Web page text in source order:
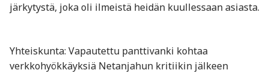
järkytystä, joka oli ilmeistä heidän kuullessaan asiasta.
Yhteiskunta: Vapautettu panttivanki kohtaa
verkkohyökkäyksiä Netanjahun kritiikin jälkeen